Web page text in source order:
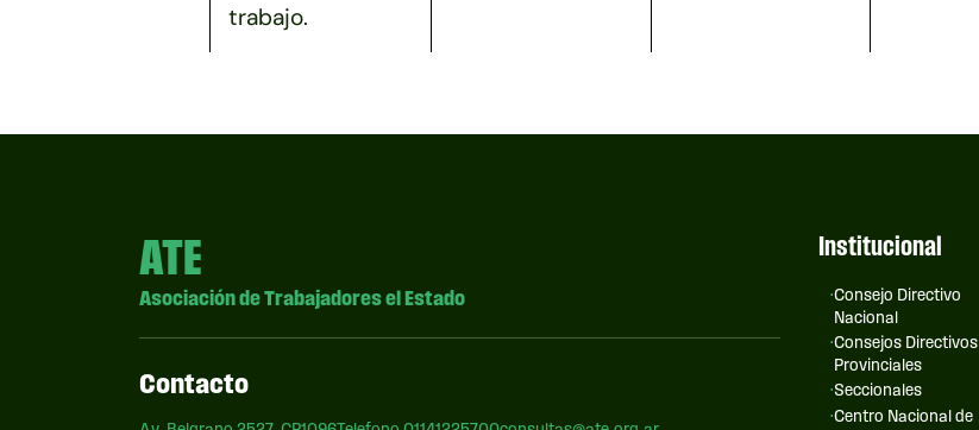
trabajo.
ATE
Asociación de Trabajadores el Estado
Contacto
Institucional
Consejo Directivo
Nacional
Consejos Directivos
Provinciales
Seccionales
Centro Nacional de